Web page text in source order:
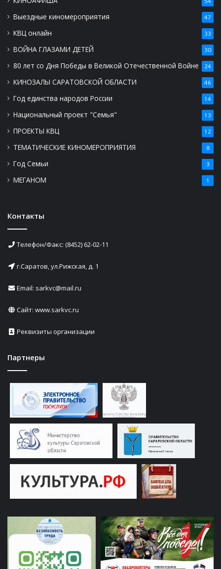
Выездные киномероприятия 47
КВЦ онлайн 33
ВОЙНА ГЛАЗАМИ ДЕТЕЙ 30
80 лет со Дня Победы в Великой Отечественной Войне 24
КИНОЗАЛЫ САРАТОВСКОЙ ОБЛАСТИ 46
Год единства народов России 14
Национальный проект "Семья" 13
ПРОЕКТЫ КВЦ 12
ТЕМАТИЧЕСКИЕ КИНОМЕРОПРИЯТИЯ 8
Год Семьи 3
МЕГАНОМ 1
Контакты
Телефон/Факс: (8452) 62-02-11
г.Саратов, ул.Рижская, д. 1
Email: sarkvc@mail.ru
Сайт: www.sarkvc.ru
Реквизиты организации
Партнеры